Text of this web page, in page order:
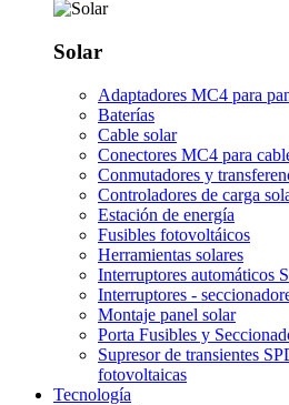
Solar
Adaptadores MC4 para
Baterías
Cable solar
Conectores MC4 para
Conmutadores y
Controladores de carga
Estación de energía
Fusibles fotovoltáicos
Herramientas solares
Interruptores automáticos
Interruptores -
Montaje panel solar
Porta Fusibles y
Supresor de transientes
fotovoltaicas
Tecnología